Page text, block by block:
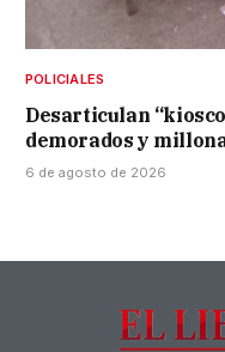
POLICIALES
Desarticulan
demorados y
6 de agosto de 2026